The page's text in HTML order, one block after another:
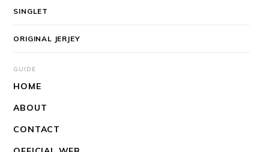
SINGLET
ORIGINAL JERJEY
GUIDE
HOME
ABOUT
CONTACT